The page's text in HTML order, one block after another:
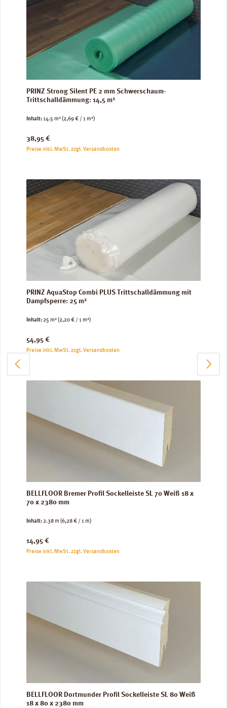
PRINZ Strong Silent PE 2 mm Schwerschaum-
Trittschalldämmung: 14,5 m²
Inhalt:14.5 m²(2,69 € / 1 m²)
Regulärer Preis:
38,95 €
Preise inkl. MwSt. zzgl. Versandkosten
PRINZ AquaStop Combi PLUS Trittschalldämmung mit
Dampfsperre: 25 m²
Inhalt:25 m²(2,20 € / 1 m²)
Regulärer Preis:
54,95 €
Preise inkl. MwSt. zzgl. Versandkosten
BELLFLOOR Bremer Profil Sockelleiste SL 70 Weiß 18 x
70 x 2380 mm
Inhalt:2.38 m (6,28 € / 1 m)
Regulärer Preis:
14,95 €
Preise inkl. MwSt. zzgl. Versandkosten
BELLFLOOR Dortmunder Profil Sockelleiste SL 80 Weiß
18 x 80 x 2380 mm